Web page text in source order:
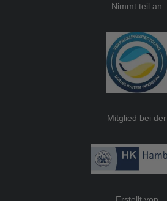
Nimmt teil an
Mitglied bei der